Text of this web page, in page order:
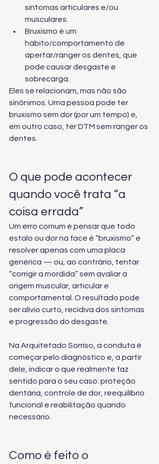
sintomas articulares e/ou
musculares.
Bruxismo é um
hábito/comportamento de
apertar/ranger os dentes, que
pode causar desgaste e
sobrecarga.
Eles se relacionam, mas não são
sinônimos. Uma pessoa pode ter
bruxismo sem dor (por um tempo) e,
em outro caso, ter DTM sem ranger os
dentes.
O que pode acontecer
quando você trata “a
coisa errada”
Um erro comum é pensar que todo
estalo ou dor na face é “bruxismo” e
resolver apenas com uma placa
genérica — ou, ao contrário, tentar
“corrigir a mordida” sem avaliar a
origem muscular, articular e
comportamental. O resultado pode
ser alívio curto, recidiva dos sintomas
e progressão do desgaste.
Na Arquitetado Sorriso, a conduta é
começar pelo diagnóstico e, a partir
dele, indicar o que realmente faz
sentido para o seu caso: proteção
dentária, controle de dor, reequilíbrio
funcional e reabilitação quando
necessário.
Como é feito o